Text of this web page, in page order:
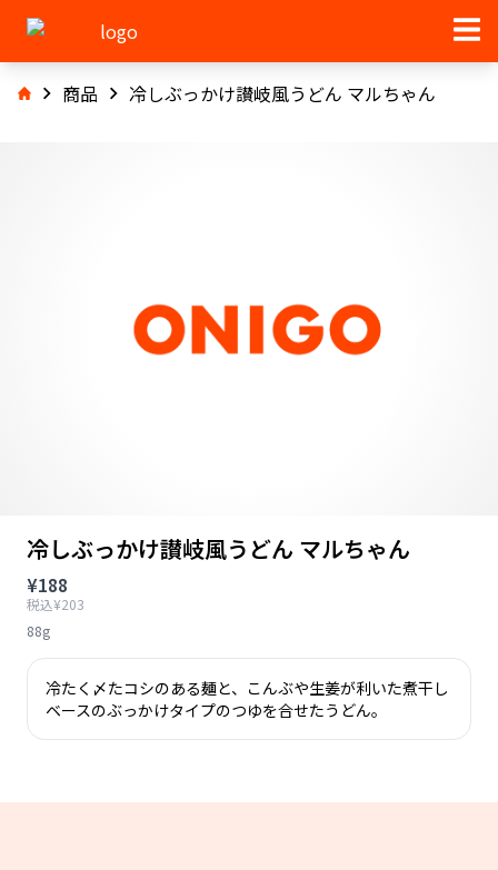
商品 冷しぶっかけ讃岐風うどん マルちゃん
冷しぶっかけ讃岐風うどん マルちゃん
¥188
税込¥203
88g
冷たく〆たコシのある麺と、こんぶや生姜が利いた煮干し
ベースのぶっかけタイプのつゆを合せたうどん。